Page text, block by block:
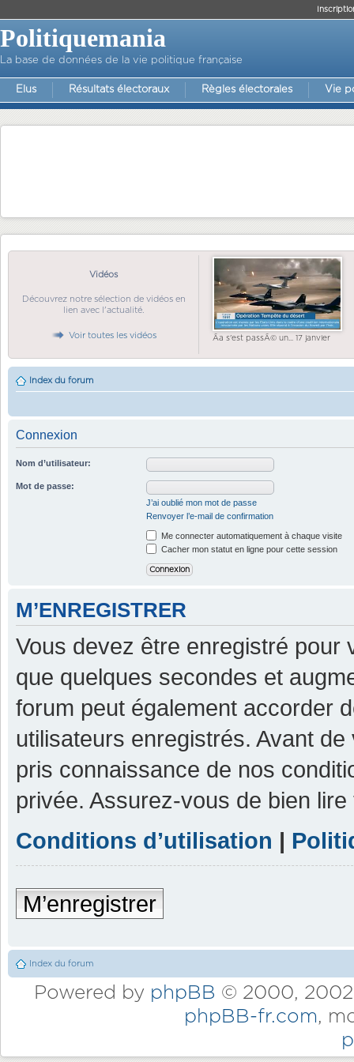
Politiquemania
La base de données de la vie politique française
Elus Résultats électoraux Règles électorales Vie
Vidéos
Découvrez notre sélection de vidéos en
lien avec l'actualité.
Voir toutes les vidéos Ãa s'est passÃ© un... 17 janvier
Index du forum
Connexion
Nom d’utilisateur:
Mot de passe:
J’ai oublié mon mot de passe
Renvoyer l’e-mail de confirmation
Me connecter automatiquement à chaque visite
Cacher mon statut en ligne pour cette session
M’ENREGISTRER
Vous devez être enregistré pour
que quelques secondes et
forum peut également accorder
utilisateurs enregistrés. Avant
pris connaissance de nos
privée. Assurez-vous de bien
Conditions d’utilisation |
M’enregistrer
Index du forum
Powered by phpBB © 2000,
phpBB-fr.com,